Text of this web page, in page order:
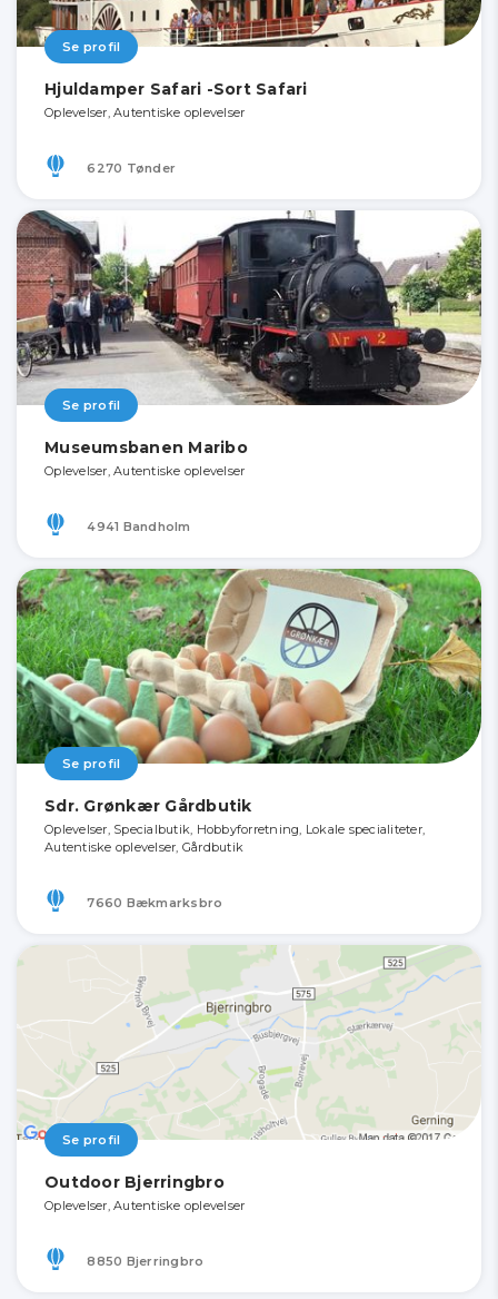
Se profil
Hjuldamper Safari -Sort Safari
Oplevelser, Autentiske oplevelser
6270 Tønder
Se profil
Museumsbanen Maribo
Oplevelser, Autentiske oplevelser
4941 Bandholm
Se profil
Sdr. Grønkær Gårdbutik
Oplevelser, Specialbutik, Hobbyforretning, Lokale specialiteter,
Autentiske oplevelser, Gårdbutik
7660 Bækmarksbro
Se profil
Outdoor Bjerringbro
Oplevelser, Autentiske oplevelser
8850 Bjerringbro